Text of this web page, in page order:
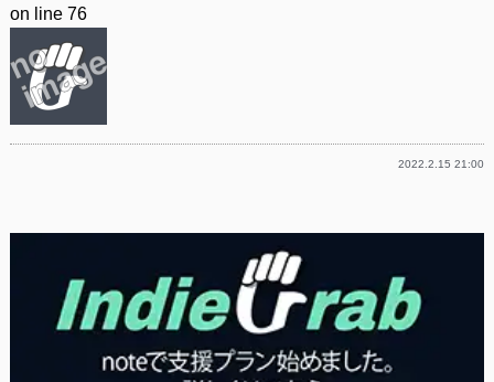
on line 76
2022.2.15 21:00